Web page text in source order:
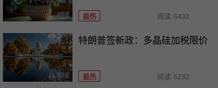
最热 阅读 5432
特朗普签新政：多晶硅加税限价
最热 阅读 5232